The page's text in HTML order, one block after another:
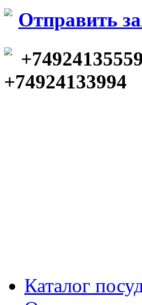
Отправить
+74924135559
+74924133994
Каталог